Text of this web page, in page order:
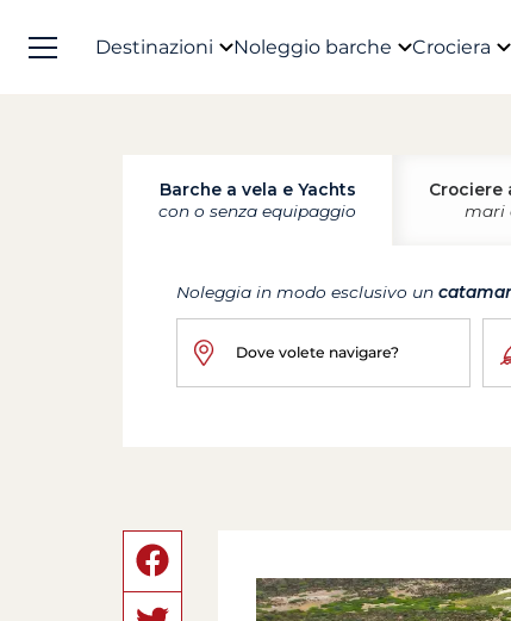
Destinazioni Noleggio barche Crociera
Barche a vela e Yachts
con o senza equipaggio
Crociere
mari
Noleggia in modo esclusivo un